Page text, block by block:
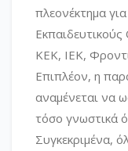
πλεονέκτημα
ΚΕΚ, ΙΕΚ,
Επιπλέον, η
αναμένεται να
τόσο γνωστικά
Συγκεκριμένα,